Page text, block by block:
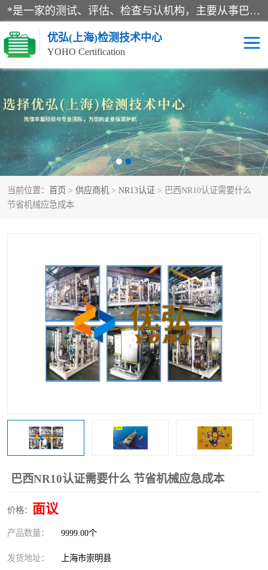
*是一家的测试、评估、检查与认机构，主要从事巴西NR10认证、NR12认证、NR13认证；ANATEL认证、INMTRO认证，欧盟CE认证：MD认证，PED认证，MID认证，ATEX认证，德国蓝色天使认证。
优弘(上海)检测技术中心
YOHO Certification
当前位置： 首页 > 供应商机 > NR13认证 > 巴西NR10认证需要什么
节省机械应急成本
巴西NR10认证需要什么 节省机械应急成本
价格： 面议
产品数量： 9999.00个
发货地址： 上海市崇明县
RECYCLASS认证 NR10认证
NR12认证 NR13认证
ART认证 巴西NR认证
巴西认证 RETIE认证